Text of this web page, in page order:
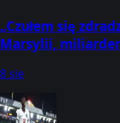
„Czułem się
Marsylii,
8 sie